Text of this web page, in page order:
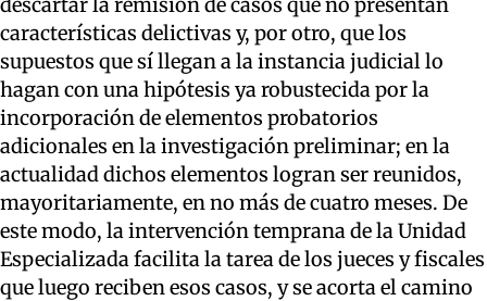
características delictivas y, por otro, que los
supuestos que sí llegan a la instancia judicial lo
hagan con una hipótesis ya robustecida por la
incorporación de elementos probatorios
adicionales en la investigación preliminar; en la
actualidad dichos elementos logran ser reunidos,
mayoritariamente, en no más de cuatro meses. De
este modo, la intervención temprana de la Unidad
Especializada facilita la tarea de los jueces y fiscales
que luego reciben esos casos, y se acorta el camino